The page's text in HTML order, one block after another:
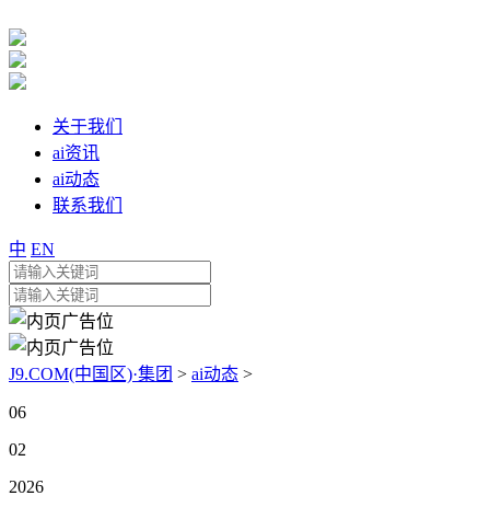
关于我们
ai资讯
ai动态
联系我们
中 EN
J9.COM(中国区)·集团 > ai动态 >
06
02
2026